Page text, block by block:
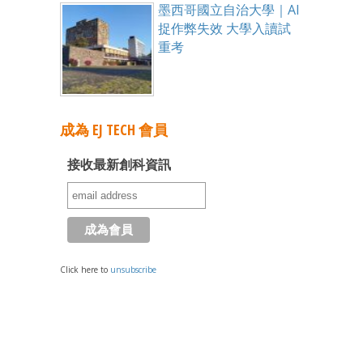
墨西哥國立自治大學｜AI
捉作弊失效 大學入讀試
重考
成為 EJ TECH 會員
接收最新創科資訊
Click here to unsubscribe